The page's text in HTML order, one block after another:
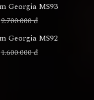
Georgia MS93
2.700.000 đ
Georgia MS92
1.600.000 đ